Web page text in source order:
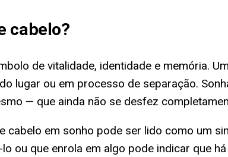
cabelo?
de vitalidade, identidade e memória.
lugar ou em processo de separação.
— que ainda não se desfez
em sonho pode ser lido como um
ou que enrola em algo pode indicar que